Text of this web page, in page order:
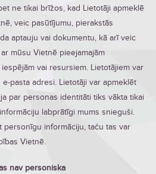
ne tikai brīžos, kad Lietotāji apmeklē
veic pasūtījumu, pierakstās
aptauju vai dokumentu, kā arī veic
mūsu Vietnē pieejamajām
vai resursiem. Lietotājiem var
pasta adresi. Lietotāji var apmeklēt
par personas identitāti tiks vākta tikai
labprātīgi mums snieguši.
personīgu informāciju, taču tas var
Vietnē.
nav personiska